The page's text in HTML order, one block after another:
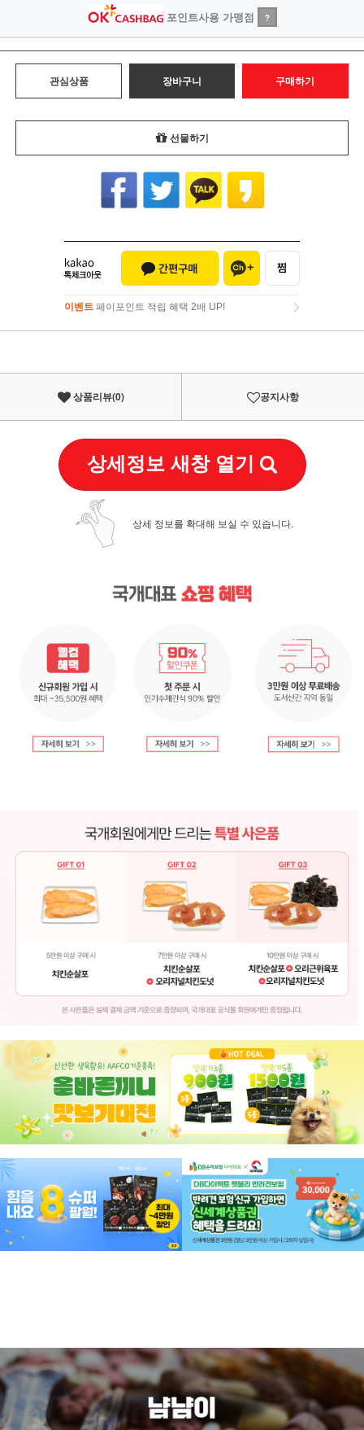
포인트사용 가맹점 ?
관심상품 장바구니 구매하기
선물하기
이벤트 페이포인트 적립 혜택 2배 UP!
이벤트페이포인트 적립 혜택 2배 UP!
상품리뷰(0) 공지사항
상세정보 새창 열기
상세 정보를 확대해 보실 수 있습니다.